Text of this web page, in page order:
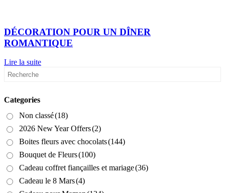
DÉCORATION POUR UN DÎNER
ROMANTIQUE
Lire la suite
Categories
Non classé(18)
2026 New Year Offers(2)
Boites fleurs avec chocolats(144)
Bouquet de Fleurs(100)
Cadeau coffret fiançailles et mariage(36)
Cadeau le 8 Mars(4)